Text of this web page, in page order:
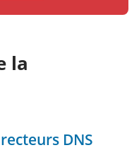
la
DNS